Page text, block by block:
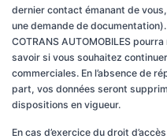
dernier contact émanant de
une demande de
COTRANS AUTOMOBILES
savoir si vous souhaitez
commerciales. En l’absence de
part, vos données seront
dispositions en vigueur.
En cas d’exercice du droit